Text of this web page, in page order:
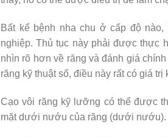
Bất kể bệnh nha chu ở cấp độ
nghiệp. Thủ tục này phải được thực
nhìn rõ hơn về răng và đánh giá
răng kỹ thuật số, điều này rất có giá
Cạo vôi răng kỹ lưỡng có thể được
mặt dưới nướu của răng (dưới nướu).